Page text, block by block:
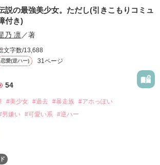
と関係はありません。
離れるなよ」
、甘くて少し危険な
メロメロ彼氏
！！」
私のほうが力あるし」
のほうがかっこいい。
に姿を消した。
残ったのは空白の世界一の座だった。
・綺龍の目の前に現れたのは、
す。何代目かは……私には聞かないでくだ
女だった。
説の最強美少女。ただし(引きこもりコミュ
付き)
乃 凛／著
文字数/13,688
恋愛(逆ハー) 31ページ
54
#美少女 #過去 #暴走族 #アホっぽい
男嫌い #可愛い系 #逆ハー
障美少女